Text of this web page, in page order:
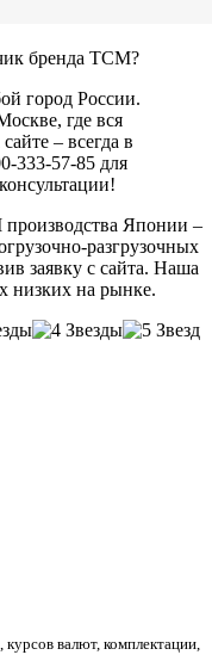
бренда TCM?
город России.
где вся
– всегда в
333-57-85 для
Японии –
разгрузочных
заявку с сайта. Наша
низких на рынке.
валют, комплектации,